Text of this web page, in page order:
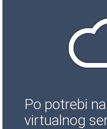
Po potrebi
virtualnog